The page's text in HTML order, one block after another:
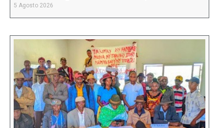
5 Agosto 2026